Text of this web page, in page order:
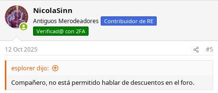
NicolaSinn
Antiguos Merodeadores
Contribuidor de RE
Verificad@ con 2FA
12 Oct 2025 #5
esplorer dijo:
Compañero, no está permitido hablar de descuentos en el foro.